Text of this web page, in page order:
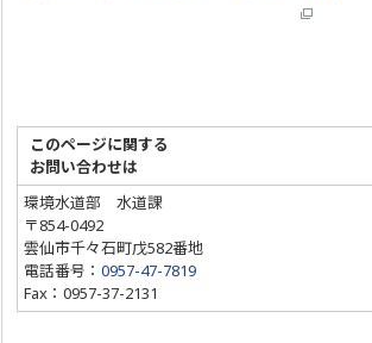
このページに関する
お問い合わせは
環境水道部 水道課
〒854-0492
雲仙市千々石町戊582番地
電話番号：0957-47-7819
Fax：0957-37-2131